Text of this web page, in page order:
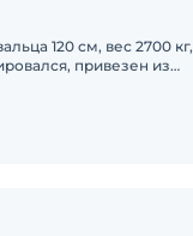
120 см, вес 2700 кг,
привезен из